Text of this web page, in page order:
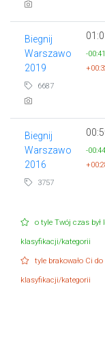
Biegnij
Warszawo
2019
6687
-
Biegnij
Warszawo
2016
3757
-
o tyle Twój czas był
klasyfikacji/kategorii
tyle brakowało Ci
klasyfikacji/kategorii